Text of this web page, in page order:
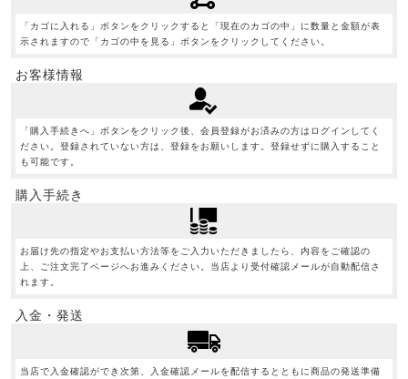
「カゴに入れる」ボタンをクリックすると「現在のカゴの中」に数量と金額が表
示されますので「カゴの中を見る」ボタンをクリックしてください。
お客様情報
「購入手続きへ」ボタンをクリック後、会員登録がお済みの方はログインしてく
ださい。登録されていない方は、登録をお願いします。登録せずに購入すること
も可能です。
購入手続き
お届け先の指定やお支払い方法等をご入力いただきましたら、内容をご確認の
上、ご注文完了ページへお進みください。当店より受付確認メールが自動配信さ
れます。
入金・発送
当店で入金確認ができ次第、入金確認メールを配信するとともに商品の発送準備